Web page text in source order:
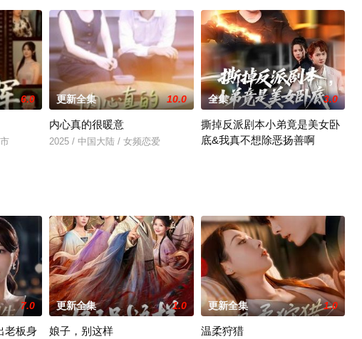
6.0 更新全集 10.0
内心真的很暖意
2025 / 中国大陆 / 女频恋爱
全集 3.0
撕掉反派剧本小弟竟是美女卧
底&我真不想除恶扬善啊
7.0
老板身
更新全集 1.0
娘子，别这样
更新全集 1.0
温柔狩猎